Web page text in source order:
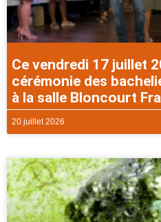
Ce vendredi 17 juillet
cérémonie des
à la salle Bloncourt
20 juillet 2026